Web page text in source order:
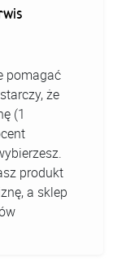
pomagać
że
(1
produkt
a sklep